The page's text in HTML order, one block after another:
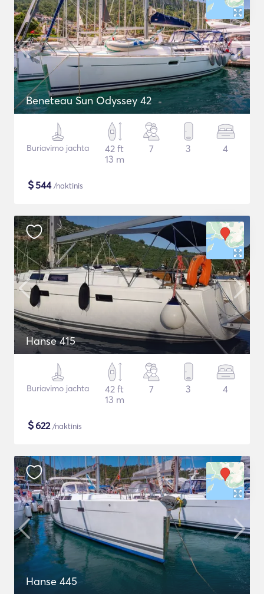
Beneteau Sun Odyssey 42
Buriavimo jachta
42 ft
13 m
7 3 4
$544/naktinis
Hanse 415
Buriavimo jachta
42 ft
13 m
7 3 4
$622/naktinis
Hanse 445